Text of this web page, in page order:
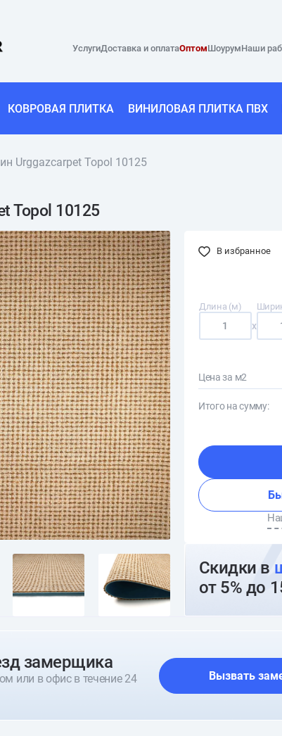
УслугиДоставка и оплатаОптомШоурумНаши
КОВРОВАЯ ПЛИТКА ВИНИЛОВАЯ ПЛИТКА ПВХ
Urggazcarpet Topol 10125
Topol 10125
В избранное
Длина (м)
x
Цена за м2
Итого на сумму:
Скидки в
от 5% до
замерщика
или в офис в течение 24
Вызвать